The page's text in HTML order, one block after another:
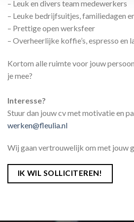
– Leuk en divers team medewerkers
– Leuke bedrijfsuitjes, familiedagen
– Prettige open werksfeer
– Overheerlijke koffie’s, espresso en
Kortom alle ruimte voor jouw
je mee?
Interesse?
Stuur dan jouw cv met motivatie en
werken@fleulia.nl
Wij gaan vertrouwelijk om met jouw
IK WIL SOLLICITEREN!